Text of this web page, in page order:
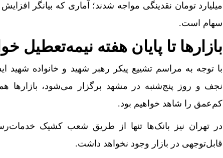
بهره گیری حداکثری از ظرفیت
ورود موج تازه گرما به کشور
اعدام با صندلی الکتریکی؛ مجازات
توقیف 86خودروی لوکس، 187 قطعه زمین و 86 آپارتمان تراستی‌ها
عبور طلا و نقره از سقف چند هفته‌ای
میلیارد تومان نقدینگی مواجه شدند؛ آماری که بیانگر
سهام است.
بازارها تا پایان هفته نیمه‌تعطیل
با توجه به مراسم تشییع پیکر رهبر شهید و خانواده شهید
نجف و روز پنج‌شنبه در مشهد برگزار می‌شود، بازارها
کم‌عمق را شاهد خواهیم بود.
در تهران نیز بانک‌ها تنها از طریق شعب کشیک
قابل‌توجهی در بازار وجود نخواهد داشت.